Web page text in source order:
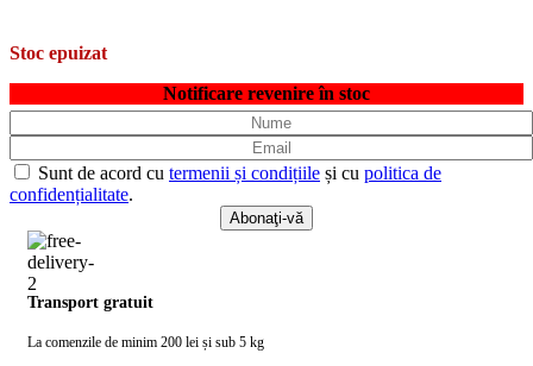
Stoc epuizat
Notificare revenire în stoc
Sunt de acord cu termenii și condițiile și cu politica de
confidențialitate.
Transport gratuit
La comenzile de minim 200 lei și sub 5 kg